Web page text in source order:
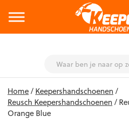
content
Home/Keepershandschoenen /
Reusch Keepershandschoenen /
Orange Blue